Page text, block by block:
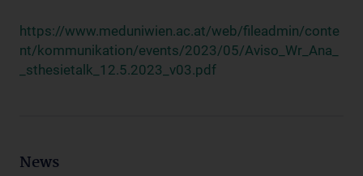
https://www.meduniwien.ac.at/web/fileadmin/conte
nt/kommunikation/events/2023/05/Aviso_Wr_Ana_
_sthesietalk_12.5.2023_v03.pdf
News